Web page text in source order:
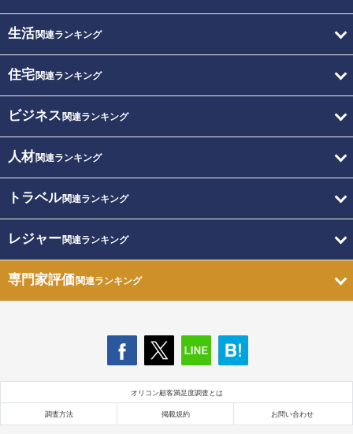
生活関連ランキング
住宅関連ランキング
ビジネス 関連ランキング
人材関連ランキング
トラベル関連ランキング
レジャー関連ランキング
専門家評価関連ランキング
オリコン顧客満足度調査とは
調査方法 掲載規約 お問い合わせ